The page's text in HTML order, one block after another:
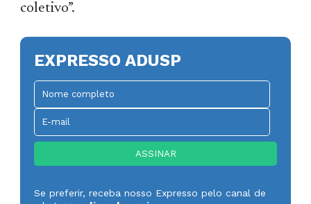
coletivo”.
EXPRESSO ADUSP
Se preferir, receba nosso Expresso pelo canal de